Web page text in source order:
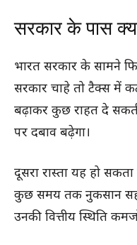
सरकार के पास
भारत सरकार के सामने
सरकार चाहे तो टैक्स में
बढ़ाकर कुछ राहत दे
पर दबाव बढ़ेगा।
दूसरा रास्ता यह हो
कुछ समय तक नुकसान
उनकी वित्तीय स्थिति